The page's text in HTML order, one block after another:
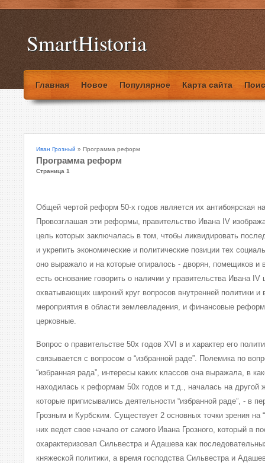
SmartHistoria
Главная Новое Популярное Карта сайта
Иван Грозный » Программа реформ
Программа реформ
Страница 1
Общей чертой реформ 50-х годов является их антибоярская
Провозглашая эти реформы, правительство Ивана IV
цель которых заключалась в том, чтобы ликвидировать
и укрепить экономические и политические позиции тех
оно выражало и на которые опиралось - дворян, помещиков и
есть основание говорить о наличии у правительства Ивана
охватывающих широкий круг вопросов внутренней политики
мероприятия в области землевладения, и финансовые
церковные.
Вопрос о правительстве 50х годов XVI в и характер его
связывается с вопросом о “избранной раде”. Полемика по
“избранная рада”, интересы каких классов она выражала, в
находилась к реформам 50х годов и т.д., началась на другой
которые приписывались деятельности “избранной раде”, - в
Грозным и Курбским. Существует 2 основных точки зрения на
них ведет свое начало от самого Ивана Грозного, который в
охарактеризовал Сильвестра и Адашева как
княжеской политики, а время господства Сильвестра и